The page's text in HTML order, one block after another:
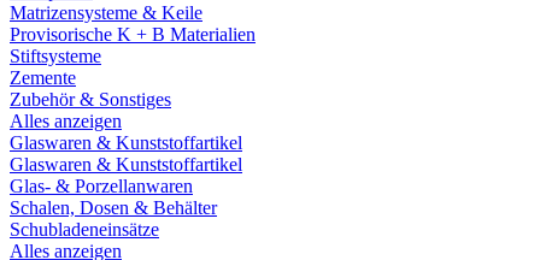
Matrizensysteme & Keile
Provisorische K + B Materialien
Stiftsysteme
Zemente
Zubehör & Sonstiges
Alles anzeigen
Glaswaren & Kunststoffartikel
Glaswaren & Kunststoffartikel
Glas- & Porzellanwaren
Schalen, Dosen & Behälter
Schubladeneinsätze
Alles anzeigen